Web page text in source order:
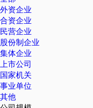
外资企业
合资企业
民营企业
股份制企业
集体企业
上市公司
国家机关
事业单位
其他